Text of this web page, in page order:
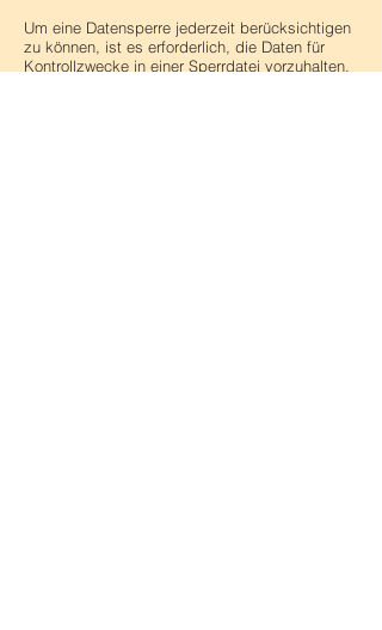
Um eine Datensperre jederzeit berücksichtigen
zu können, ist es erforderlich, die Daten für
Kontrollzwecke in einer Sperrdatei vorzuhalten.